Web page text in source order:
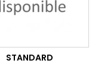
STANDARD